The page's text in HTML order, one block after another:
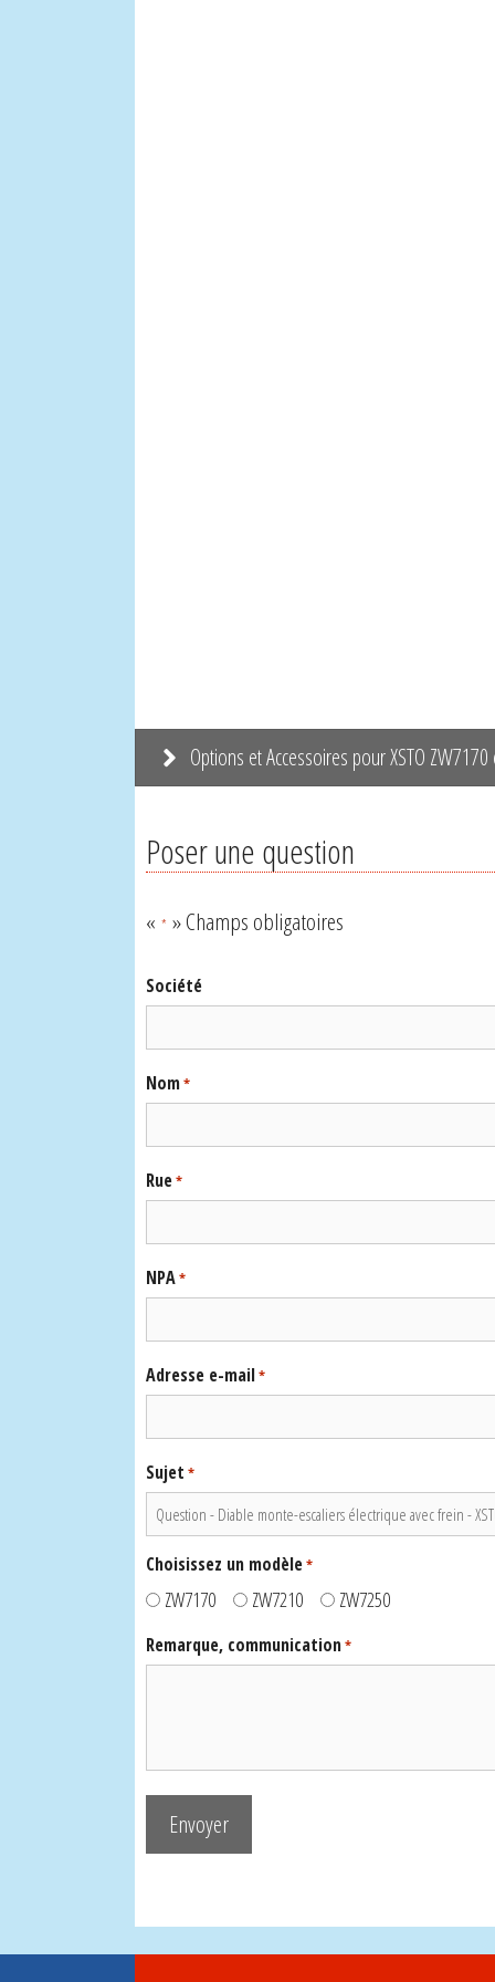
Options et Accessoires pour XSTO
Poser une question
« * » Champs obligatoires
Société
Nom*
Rue*
NPA*
Adresse e-mail*
Sujet *
Choisissez un modèle*
ZW7170 ZW7210 ZW7250
Remarque, communication*